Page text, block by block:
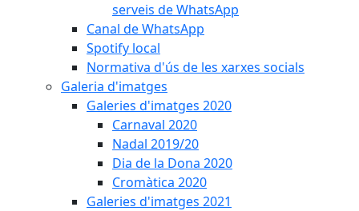
serveis de WhatsApp
Canal de WhatsApp
Spotify local
Normativa d'ús de les xarxes socials
Galeria d'imatges
Galeries d'imatges 2020
Carnaval 2020
Nadal 2019/20
Dia de la Dona 2020
Cromàtica 2020
Galeries d'imatges 2021